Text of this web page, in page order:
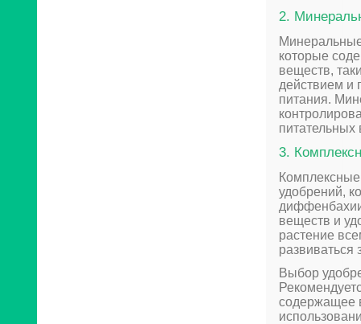
2.
которые
веществ,
действием и
питания.
питательных
3.
удобрений,
веществ и
растение
развиваться
Выбор
содержащее